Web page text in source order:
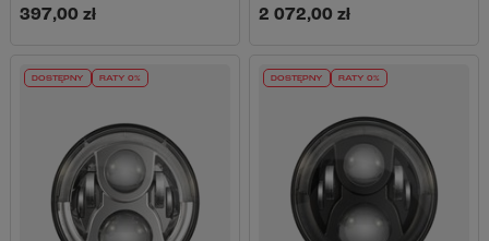
397,00 zł 2 072,00 zł
DOSTĘPNY RATY 0% DOSTĘPNY RATY 0%